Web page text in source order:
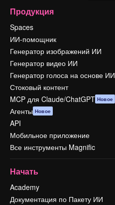
Продукция
Spaces
ИИ-помощник
Генератор изображений ИИ
Генератор видео ИИ
Генератор голоса на основе ИИ
Стоковый контент
MCP для Claude/ChatGPT Новое
Агенты Новое
API
Мобильное приложение
Все инструменты Magnific
Начать
Academy
Документация по Пакету ИИ